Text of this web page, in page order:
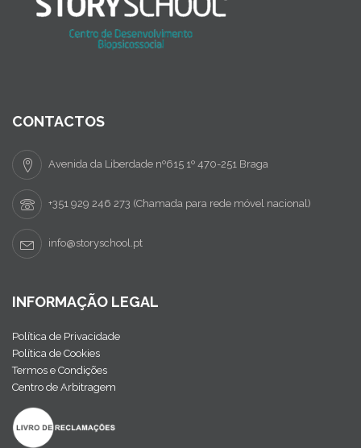
CONTACTOS
Avenida da Liberdade nº615 1º 470-251 Braga
+351 929 246 273 (Chamada para rede móvel nacional)
info@storyschool.pt
INFORMAÇÃO LEGAL
Política de Privacidade
Política de Cookies
Termos e Condições
Centro de Arbitragem